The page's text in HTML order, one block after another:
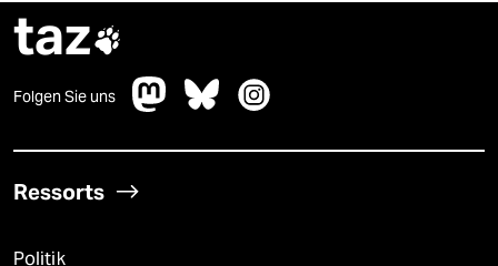
taz
Folgen Sie uns
Ressorts
Politik